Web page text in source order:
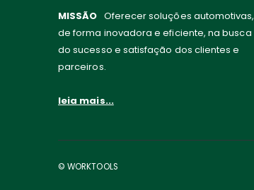
MISSÃO Oferecer soluções automotivas,
de forma inovadora e eficiente, na busca
do sucesso e satisfação dos clientes e
parceiros.
leia mais...
© WORKTOOLS